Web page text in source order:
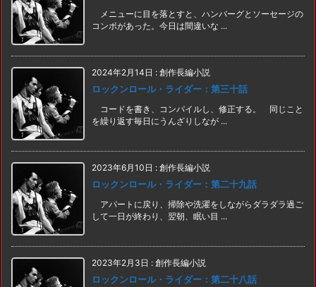
メニューに目を落とすと、ハンバーグとソーセージの
コンボがあった。今日は間違いな ...
2024年2月14日 : 創作長編小説
ロックンロール・ライダー：第三十話
コードを書き、コンパイルし、修正する。 同じこと
を繰り返す毎日にうんざりしなが ...
2023年6月10日 : 創作長編小説
ロックンロール・ライダー：第二十九話
アパートに戻り、掃除や洗濯をしながらダラダラ過ご
して一日が終わり、翌朝、眠い目 ...
2023年2月3日 : 創作長編小説
ロックンロール・ライダー：第二十八話